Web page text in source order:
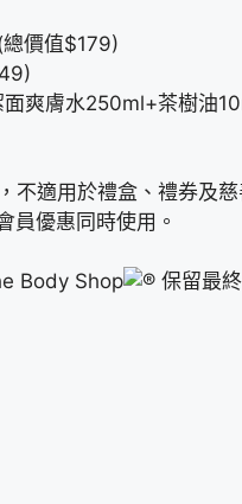
總價值$179)
爽膚水250ml+茶樹油
適用於禮盒、禮券及慈
員優惠同時使用。
Body Shop
保留最